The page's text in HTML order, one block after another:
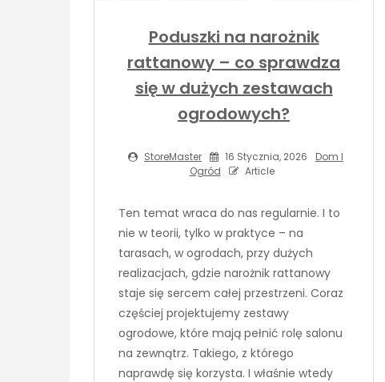
Poduszki na narożnik
rattanowy – co sprawdza
się w dużych zestawach
ogrodowych?
StoreMaster 16 Stycznia, 2026
Dom I
Ogród
Article
Ten temat wraca do nas regularnie. I to
nie w teorii, tylko w praktyce – na
tarasach, w ogrodach, przy dużych
realizacjach, gdzie narożnik rattanowy
staje się sercem całej przestrzeni. Coraz
częściej projektujemy zestawy
ogrodowe, które mają pełnić rolę salonu
na zewnątrz. Takiego, z którego
naprawdę się korzysta. I właśnie wtedy